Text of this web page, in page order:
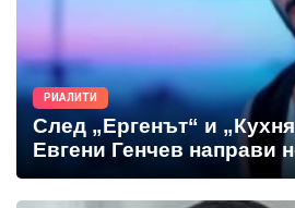
РИАЛИТИ
След „Ергенът“ и
Евгени Генчев направи